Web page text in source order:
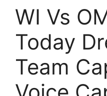
WI Vs
Today
Team